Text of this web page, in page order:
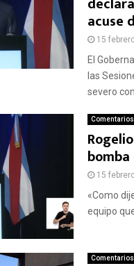
acuse
15
El
las
severo
Comentarios
15
«Como
equipo
Comentarios